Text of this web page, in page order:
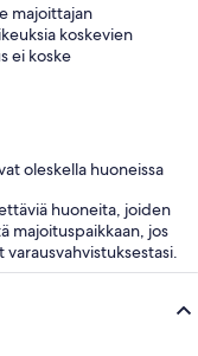
majoittajan
koskevien
ei koske
oleskella huoneissa
huoneita, joiden
majoituspaikkaan, jos